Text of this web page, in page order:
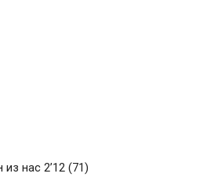
из нас 2’12 (71)